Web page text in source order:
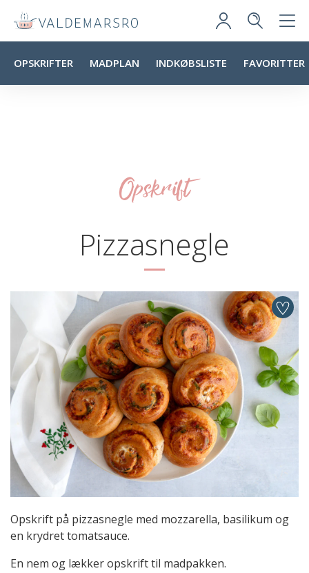
OPSKRIFTER MADPLAN INDKØBSLISTE FAVORITTER
Opskrift
Pizzasnegle
Opskrift på pizzasnegle med mozzarella, basilikum og
en krydret tomatsauce.
En nem og lækker opskrift til madpakken.